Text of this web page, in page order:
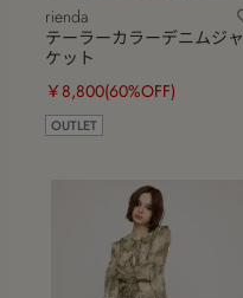
rienda
テーラーカラーデニムジャ
ケット
￥8,800(60%OFF)
OUTLET